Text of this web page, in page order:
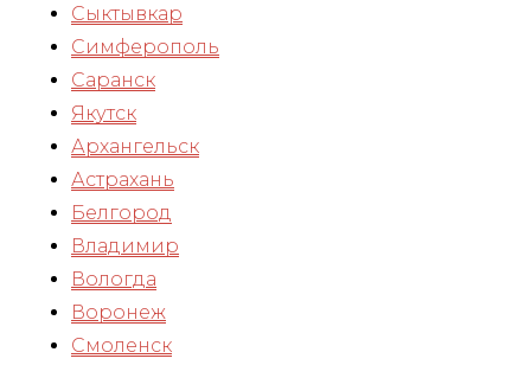
Сыктывкар
Симферополь
Саранск
Якутск
Архангельск
Астрахань
Белгород
Владимир
Вологда
Воронеж
Смоленск